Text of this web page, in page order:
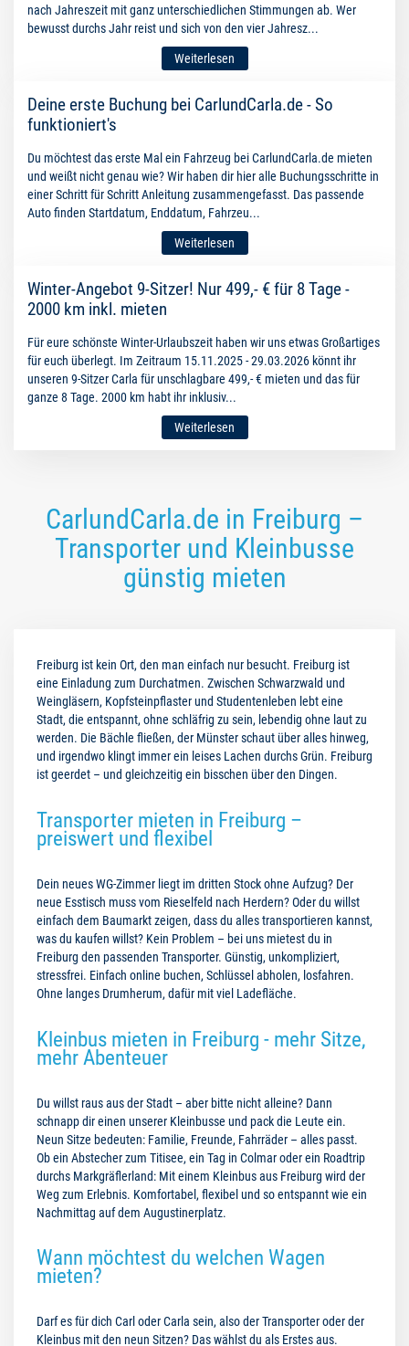
nach Jahreszeit mit ganz unterschiedlichen Stimmungen ab. Wer
bewusst durchs Jahr reist und sich von den vier Jahresz...
Weiterlesen
Deine erste Buchung bei CarlundCarla.de - So
funktioniert's
Du möchtest das erste Mal ein Fahrzeug bei CarlundCarla.de mieten
und weißt nicht genau wie? Wir haben dir hier alle Buchungsschritte in
einer Schritt für Schritt Anleitung zusammengefasst. Das passende
Auto finden Startdatum, Enddatum, Fahrzeu...
Weiterlesen
Winter-Angebot 9-Sitzer! Nur 499,- € für 8 Tage -
2000 km inkl. mieten
Für eure schönste Winter-Urlaubszeit haben wir uns etwas Großartiges
für euch überlegt. Im Zeitraum 15.11.2025 - 29.03.2026 könnt ihr
unseren 9-Sitzer Carla für unschlagbare 499,- € mieten und das für
ganze 8 Tage. 2000 km habt ihr inklusiv...
Weiterlesen
CarlundCarla.de in Freiburg –
Transporter und Kleinbusse
günstig mieten
Freiburg ist kein Ort, den man einfach nur besucht. Freiburg ist
eine Einladung zum Durchatmen. Zwischen Schwarzwald und
Weingläsern, Kopfsteinpflaster und Studentenleben lebt eine
Stadt, die entspannt, ohne schläfrig zu sein, lebendig ohne laut zu
werden. Die Bächle fließen, der Münster schaut über alles hinweg,
und irgendwo klingt immer ein leises Lachen durchs Grün. Freiburg
ist geerdet – und gleichzeitig ein bisschen über den Dingen.
Transporter mieten in Freiburg –
preiswert und flexibel
Dein neues WG-Zimmer liegt im dritten Stock ohne Aufzug? Der
neue Esstisch muss vom Rieselfeld nach Herdern? Oder du willst
einfach dem Baumarkt zeigen, dass du alles transportieren kannst,
was du kaufen willst? Kein Problem – bei uns mietest du in
Freiburg den passenden Transporter. Günstig, unkompliziert,
stressfrei. Einfach online buchen, Schlüssel abholen, losfahren.
Ohne langes Drumherum, dafür mit viel Ladefläche.
Kleinbus mieten in Freiburg - mehr Sitze,
mehr Abenteuer
Du willst raus aus der Stadt – aber bitte nicht alleine? Dann
schnapp dir einen unserer Kleinbusse und pack die Leute ein.
Neun Sitze bedeuten: Familie, Freunde, Fahrräder – alles passt.
Ob ein Abstecher zum Titisee, ein Tag in Colmar oder ein Roadtrip
durchs Markgräflerland: Mit einem Kleinbus aus Freiburg wird der
Weg zum Erlebnis. Komfortabel, flexibel und so entspannt wie ein
Nachmittag auf dem Augustinerplatz.
Wann möchtest du welchen Wagen
mieten?
Darf es für dich Carl oder Carla sein, also der Transporter oder der
Kleinbus mit den neun Sitzen? Das wählst du als Erstes aus.